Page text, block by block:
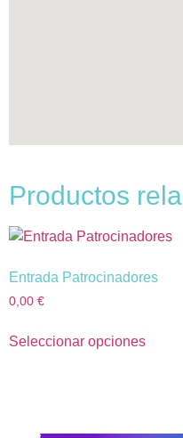
Productos
Entrada Patrocinadores
0,00 €
Seleccionar opciones